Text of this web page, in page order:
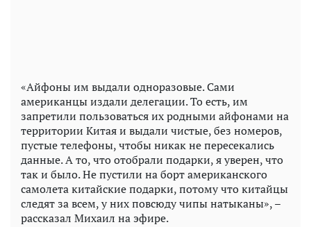
«Айфоны им выдали одноразовые. Сами
американцы издали делегации. То есть, им
запретили пользоваться их родными айфонами на
территории Китая и выдали чистые, без номеров,
пустые телефоны, чтобы никак не пересекались
данные. А то, что отобрали подарки, я уверен, что
так и было. Не пустили на борт американского
самолета китайские подарки, потому что китайцы
следят за всем, у них повсюду чипы натыканы», –
рассказал Михаил на эфире.